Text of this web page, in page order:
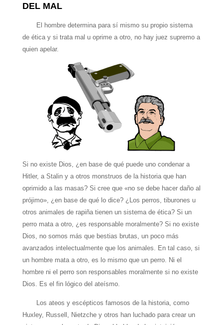
DEL MAL
El hombre determina para sí mismo su propio sistema
de ética y si trata mal u oprime a otro, no hay juez supremo a
quien apelar.
Si no existe Dios, ¿en base de qué puede uno condenar a
Hitler, a Stalin y a otros monstruos de la historia que han
oprimido a las masas? Si cree que «no se debe hacer daño al
prójimo», ¿en base de qué lo dice? ¿Los perros, tiburones u
otros animales de rapiña tienen un sistema de ética? Si un
perro mata a otro, ¿es responsable moralmente? Si no existe
Dios, no somos más que bestias brutas, un poco más
avanzados intelectualmente que los animales. En tal caso, si
un hombre mata a otro, es lo mismo que un perro. Ni el
hombre ni el perro son responsables moralmente si no existe
Dios. Es el fin lógico del ateísmo.
Los ateos y escépticos famosos de la historia, como
Huxley, Russell, Nietzche y otros han luchado para crear un